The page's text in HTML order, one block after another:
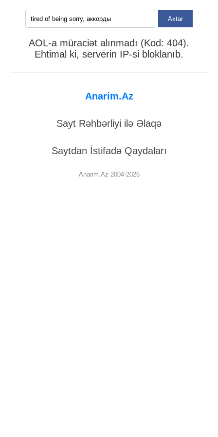
Axtar
AOL-a müraciət alınmadı (Kod: 404).
Ehtimal ki, serverin IP-si bloklanıb.
Anarim.Az
Sayt Rəhbərliyi ilə Əlaqə
Saytdan İstifadə Qaydaları
Anarim.Az 2004-2026